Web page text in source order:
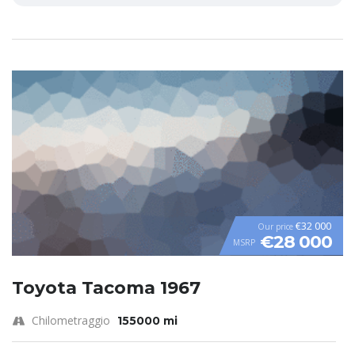
Our price €32 000
MSRP €28 000
Toyota Tacoma 1967
Chilometraggio 155000 mi